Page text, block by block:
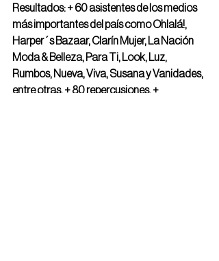
Resultados:​ + 60 asistentes de los medios
más importantes del país como Ohlalá!,
Harper´s Bazaar, Clarín Mujer, La Nación
Moda & Belleza, Para Ti, Look, Luz,
Rumbos, Nueva, Viva, Susana y Vanidades,
entre otras. + 80 repercusiones. +